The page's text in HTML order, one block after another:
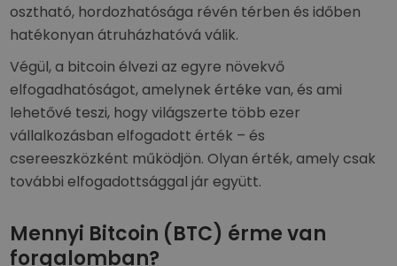
osztható, hordozhatósága révén térben és időben
hatékonyan átruházhatóvá válik.
Végül, a bitcoin élvezi az egyre növekvő
elfogadhatóságot, amelynek értéke van, és ami
lehetővé teszi, hogy világszerte több ezer
vállalkozásban elfogadott érték – és
csereeszközként működjön. Olyan érték, amely csak
további elfogadottsággal jár együtt.
Mennyi Bitcoin (BTC) érme van
forgalomban?